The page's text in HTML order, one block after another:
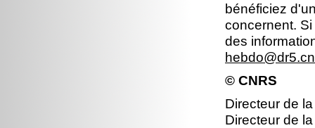
bénéficiez
concernent.
des
© CNRS
Directeur de
Directeur de